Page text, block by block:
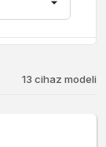
13 cihaz modeli